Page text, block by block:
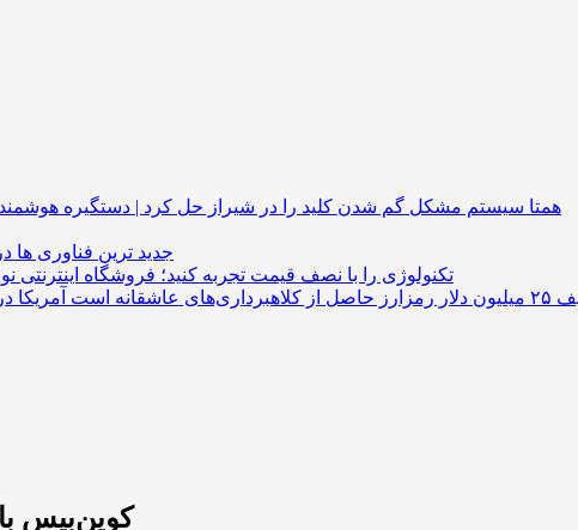
همتا سیستم مشکل گم شدن کلید را در شیراز حل کرد | دستگیره هوشمند
جدید ترین فناوری ها
تکنولوژی را با نصف قیمت تجربه کنید؛ فروشگاه اینترنتی
است
کوین‌بیس